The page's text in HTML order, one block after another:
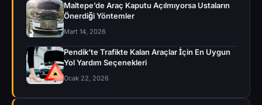
Maltepe’de Araç Kaputu Açılmıyorsa Ustaların
Önerdiği Yöntemler
Mart 14, 2026
Pendik’te Trafikte Kalan Araçlar İçin En Uygun
Yol Yardım Seçenekleri
Ocak 22, 2026